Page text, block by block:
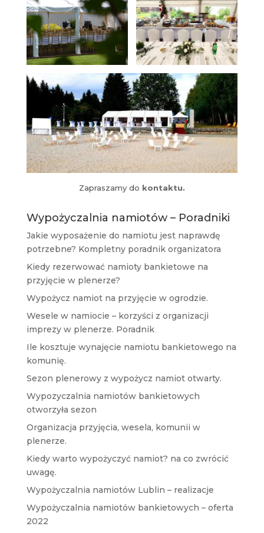
Zapraszamy do kontaktu.
Wypożyczalnia namiotów – Poradniki
Jakie wyposażenie do namiotu jest naprawdę
potrzebne? Kompletny poradnik organizatora
Kiedy rezerwować namioty bankietowe na
przyjęcie w plenerze?
Wypożycz namiot na przyjęcie w ogrodzie.
Wesele w namiocie – korzyści z organizacji
imprezy w plenerze. Poradnik
Ile kosztuje wynajęcie namiotu bankietowego na
komunię.
Sezon plenerowy z wypożycz namiot otwarty.
Wypozyczalnia namiotów bankietowych
otworzyła sezon
Organizacja przyjęcia, wesela, komunii w
plenerze.
Kiedy warto wypożyczyć namiot? na co zwrócić
uwagę.
Wypożyczalnia namiotów Lublin – realizacje
Wypożyczalnia namiotów bankietowych – oferta
2022